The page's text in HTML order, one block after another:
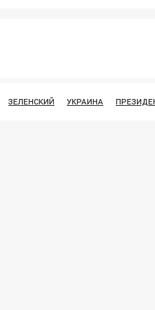
ЗЕЛЕНСКИЙ УКРАИНА